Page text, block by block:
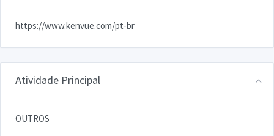
https://www.kenvue.com/pt-br
Atividade Principal
OUTROS